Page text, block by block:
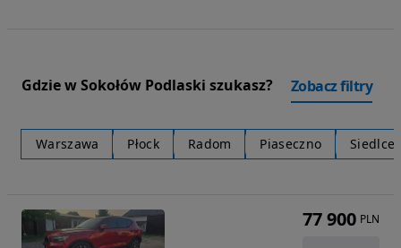
Gdzie w Sokołów Podlaski szukasz? Zobacz filtry
Warszawa Płock Radom Piaseczno Siedlce
77 900 PLN